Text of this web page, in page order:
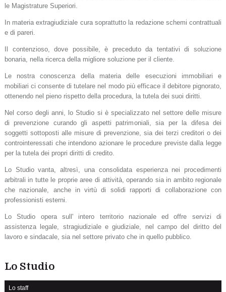
le Magistrature Superiori.
In materia extragiudiziale cura soprattutto la redazione schemi contrattuali
e di pareri.
Il contenzioso, dove possibile, è preceduto da tentativi di soluzione
bonaria, nella ricerca della migliore soluzione per il cliente.
Le nostra conoscenza della materia delle esecuzioni immobiliari e
mobiliari ci consente di tutelare nel modo più efficace il debitore pignorato,
ottenendo nel pieno rispetto della procedura, la tutela dei suoi diritti.
Nel corso degli anni, lo Studio si è specializzato nel settore delle misure
di prevenzione curando gli aspetti patrimoniali, sia per la difesa dei
soggetti sottoposti alle misure di prevenzione, sia dei terzi creditori o dei
controinteressati che intendono azionare le procedure previste dalla legge
per la tutela dei propri diritti di credito.
Lo Studio vanta, altresì, una consolidata esperienza nei procedimenti
arbitrali in tutte le proprie aree di attività, operando sia in ambito regionale
che nazionale, anche in virtù di solidi rapporti di collaborazione con
professionisti esterni.
Lo Studio opera sull' intero territorio nazionale ed offre servizi di
assistenza legale, stragiudiziale e giudiziale, nel campo del diritto del
lavoro e sindacale, sia nel settore privato che in quello pubblico.
Lo Studio
Lo staff